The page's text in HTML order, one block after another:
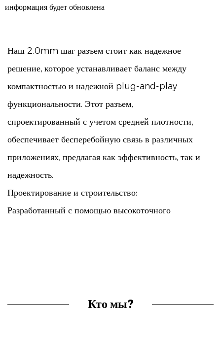
информация будет обновлена
Наш 2.0mm шаг разъем стоит как надежное
решение, которое устанавливает баланс между
компактностью и надежной plug-and-play
функциональности. Этот разъем,
спроектированный с учетом средней плотности,
обеспечивает бесперебойную связь в различных
приложениях, предлагая как эффективность, так и
надежность.
Проектирование и строительство:
Разработанный с помощью высокоточного
тщательную проверку качества, с тем чтобы
Кто мы?